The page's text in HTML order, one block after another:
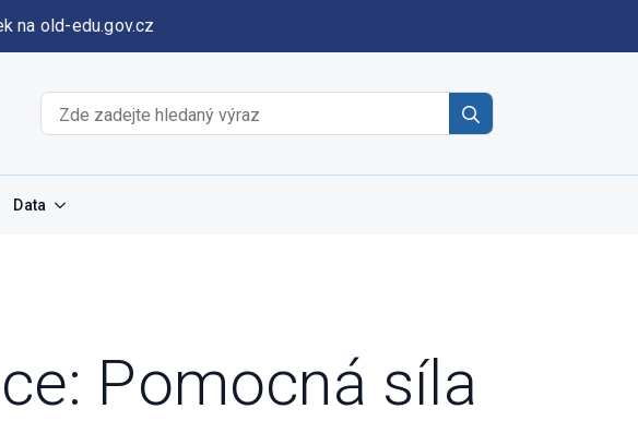
na old-edu.gov.cz
Search
for:
Data
Pomocná síla